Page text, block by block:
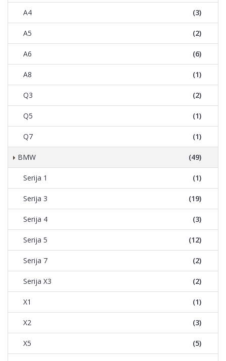
A4 (3)
A5 (2)
A6 (6)
A8 (1)
Q3 (2)
Q5 (1)
Q7 (1)
BMW (49)
Serija 1 (1)
Serija 3 (19)
Serija 4 (3)
Serija 5 (12)
Serija 7 (2)
Serija X3 (2)
X1 (1)
X2 (3)
X5 (5)